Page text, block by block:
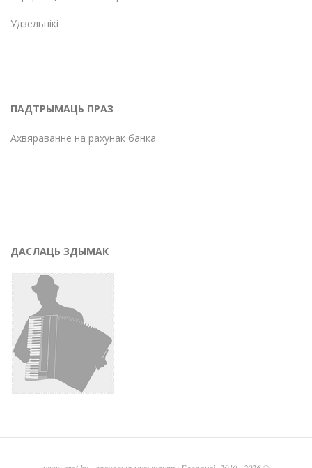
Удзельнікі
ПАДТРЫМАЦЬ ПРАЗ
Ахвяраванне на рахунак банка
ДАСЛАЦЬ ЗДЫМАК